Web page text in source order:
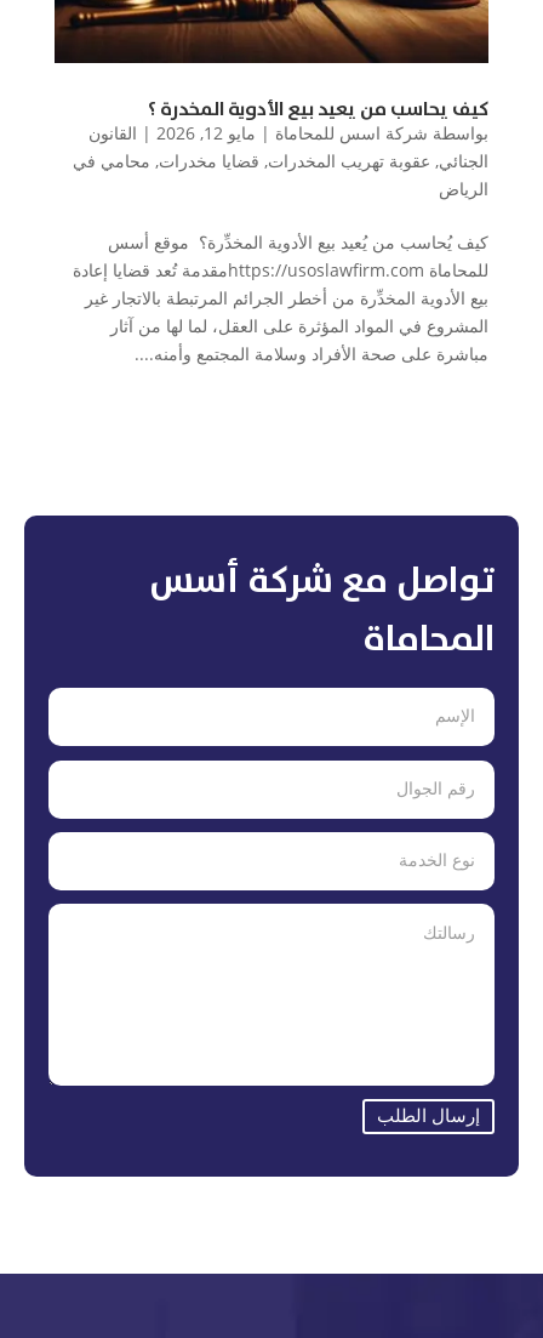
كيف يحاسب من يعيد بيع الأدوية المخدرة ؟
بواسطة شركة اسس للمحاماة | مايو 12, 2026 | القانون
الجنائي, عقوبة تهريب المخدرات, قضايا مخدرات, محامي في
الرياض
كيف يُحاسب من يُعيد بيع الأدوية المخدِّرة؟ موقع أسس
للمحاماة https://usoslawfirm.comمقدمة تُعد قضايا إعادة
بيع الأدوية المخدِّرة من أخطر الجرائم المرتبطة بالاتجار غير
المشروع في المواد المؤثرة على العقل، لما لها من آثار
مباشرة على صحة الأفراد وسلامة المجتمع وأمنه....
تواصل مع شركة أسس
المحاماة
إرسال الطلب